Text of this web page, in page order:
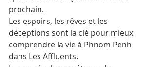
prochain.
Les espoirs, les rêves et les
déceptions sont la clé pour mieux
comprendre la vie à Phnom Penh
dans Les Affluents.